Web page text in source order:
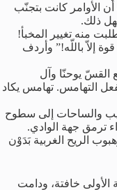
الأوامر كانت بتجنّب
ذلك.
منه تغيير المخبأ!
إلاّ باللّه!” وأردف
القسّ يوحنّا وآل
التهامس. تهامس يكاد
والساحات إلى سطوح
ترمق جهة الوادي.
الريح الغربية بَدَوْن
الأولى خافتة، ودامت